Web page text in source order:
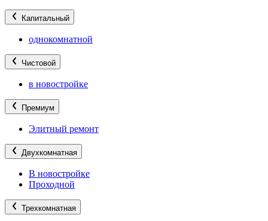
Капитальный
однокомнатной
Чистовой
в новостройке
Премиум
Элитный ремонт
Двухкомнатная
В новостройке
Проходной
Трехкомнатная